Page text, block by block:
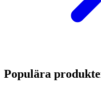
Populära